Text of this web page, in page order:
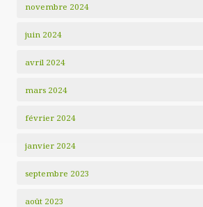
novembre 2024
juin 2024
avril 2024
mars 2024
février 2024
janvier 2024
septembre 2023
août 2023